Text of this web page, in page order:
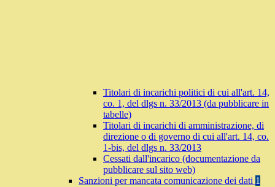
Titolari di incarichi politici di cui all'art. 14,
co. 1, del dlgs n. 33/2013 (da pubblicare in
tabelle)
Titolari di incarichi di amministrazione, di
direzione o di governo di cui all'art. 14, co.
1-bis, del dlgs n. 33/2013
Cessati dall'incarico (documentazione da
pubblicare sul sito web)
Sanzioni per mancata comunicazione dei dati 1